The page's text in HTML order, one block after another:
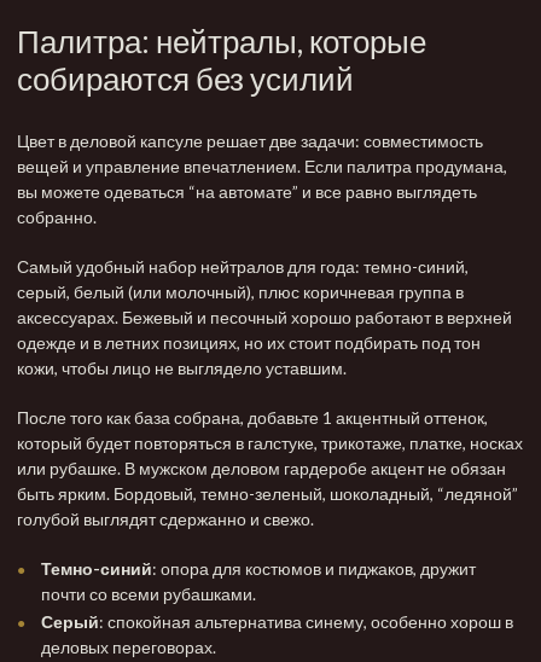
Палитра: нейтралы, которые
собираются без усилий
Цвет в деловой капсуле решает две задачи: совместимость
вещей и управление впечатлением. Если палитра продумана,
вы можете одеваться “на автомате” и все равно выглядеть
собранно.
Самый удобный набор нейтралов для года: темно-синий,
серый, белый (или молочный), плюс коричневая группа в
аксессуарах. Бежевый и песочный хорошо работают в верхней
одежде и в летних позициях, но их стоит подбирать под тон
кожи, чтобы лицо не выглядело уставшим.
После того как база собрана, добавьте 1 акцентный оттенок,
который будет повторяться в галстуке, трикотаже, платке, носках
или рубашке. В мужском деловом гардеробе акцент не обязан
быть ярким. Бордовый, темно-зеленый, шоколадный, “ледяной”
голубой выглядят сдержанно и свежо.
Темно-синий: опора для костюмов и пиджаков, дружит
почти со всеми рубашками.
Серый: спокойная альтернатива синему, особенно хорош в
деловых переговорах.